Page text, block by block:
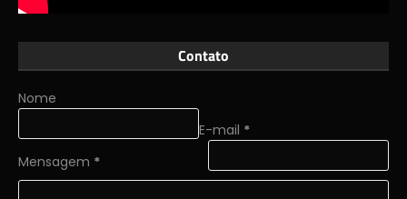
Contato
Nome
E-mail *
Mensagem *